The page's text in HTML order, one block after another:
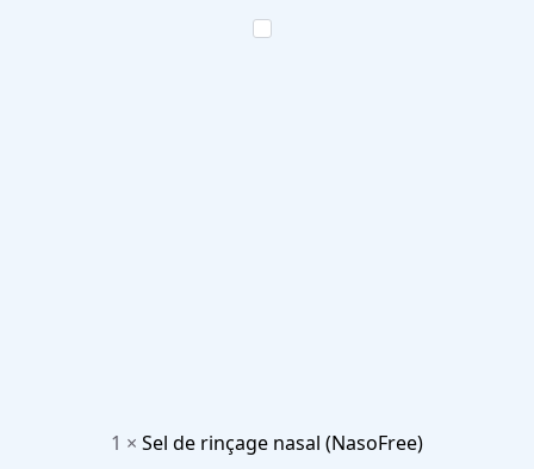
1 × Sel de rinçage nasal (NasoFree)